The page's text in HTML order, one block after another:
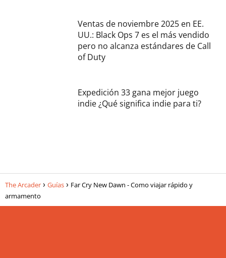
Ventas de noviembre 2025 en EE.
UU.: Black Ops 7 es el más vendido
pero no alcanza estándares de Call
of Duty
Expedición 33 gana mejor juego
indie ¿Qué significa indie para ti?
The Arcader Guías
Far Cry New Dawn - Como viajar rápido y
armamento